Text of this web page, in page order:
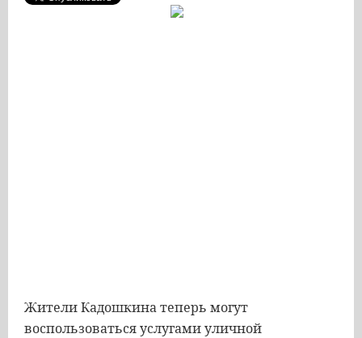
Жители Кадошкина теперь могут
воспользоваться услугами уличной